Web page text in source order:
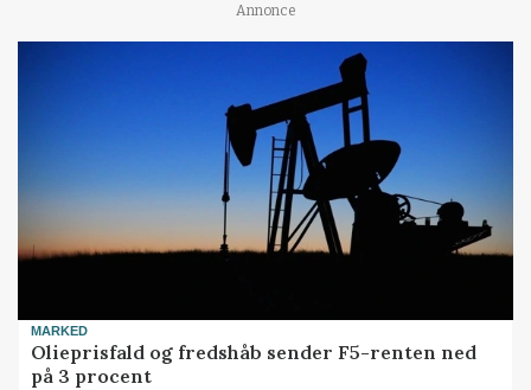
Annonce
MARKED
Olieprisfald og fredshåb sender F5-renten ned
på 3 procent